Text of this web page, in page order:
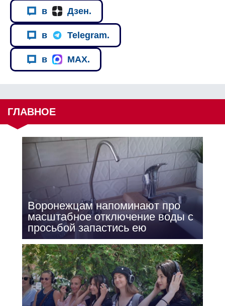
в Дзен.
в Telegram.
в MAX.
ГЛАВНОЕ
Воронежцам напоминают про
масштабное отключение воды с
просьбой запастись ею